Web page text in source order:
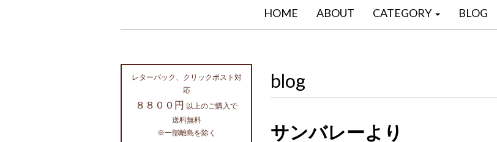
HOME ABOUT CATEGORY BLOG
blog
サンバレーより
レターパック、クリックポスト対
応
８８００円 以上のご購入で
送料無料
※一部離島を除く